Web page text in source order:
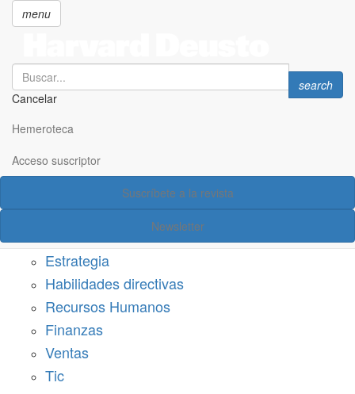
principal
menu
Search
Cancelar
Search
search
Hemeroteca
Acceso suscriptor
Suscríbete a la revista
Newsletter
Acceso suscriptor
Estrategia
Habilidades directivas
Recursos Humanos
Finanzas
Ventas
Tic